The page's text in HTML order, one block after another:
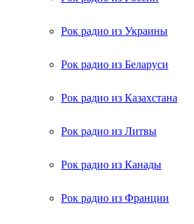
Рок радио из Украины
Рок радио из Беларуси
Рок радио из Казахстана
Рок радио из Литвы
Рок радио из Канады
Рок радио из Франции